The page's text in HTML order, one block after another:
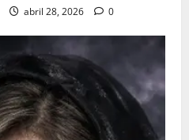
abril 28, 2026 0